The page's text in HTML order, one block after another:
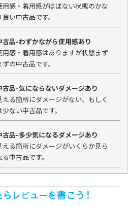
用感・着用感がほぼない状態のかな
良い中古品です。
古品-わずかながら使用感あり
用感・着用感はありますが状態まず
ずの中古品です。
古品-気にならないダメージあり
える箇所にダメージがない、もしく
少ない中古品です。
古品-多少気になるダメージあり
える箇所にダメージがいくらか見ら
る中古品です。